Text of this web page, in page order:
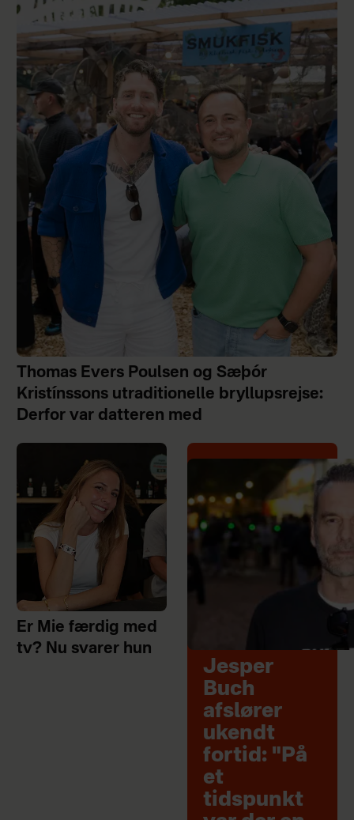
Thomas Evers Poulsen og Sæþór
Kristínssons utraditionelle bryllupsrejse:
Derfor var datteren med
Er Mie færdig med
tv? Nu svarer hun
Jesper
Buch
afslører
ukendt
fortid: "På
et
tidspunkt